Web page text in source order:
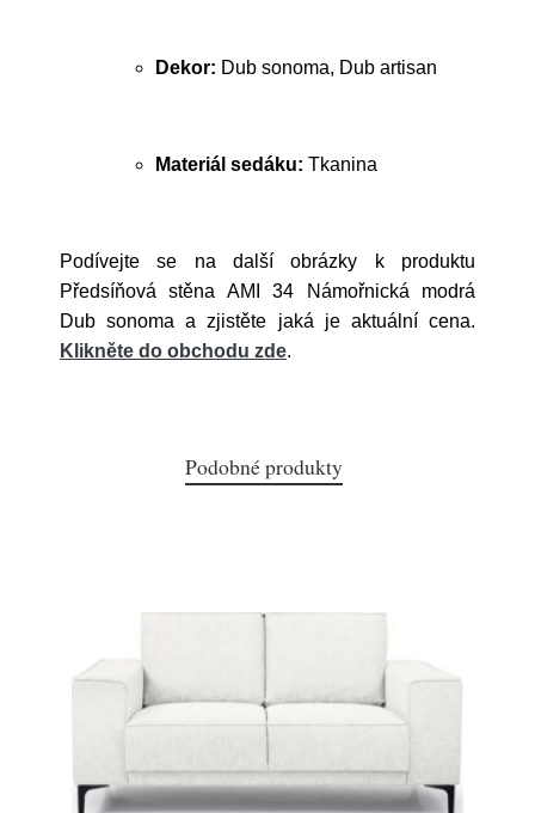
Dekor: Dub sonoma, Dub artisan
Materiál sedáku: Tkanina
Podívejte se na další obrázky k produktu
Předsíňová stěna AMI 34 Námořnická modrá
Dub sonoma a zjistěte jaká je aktuální cena.
Klikněte do obchodu zde.
Podobné produkty